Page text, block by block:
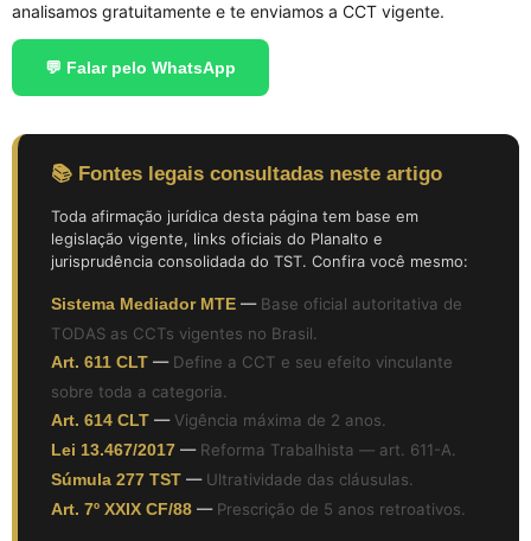
analisamos gratuitamente e te enviamos a CCT vigente.
💬 Falar pelo WhatsApp
📚 Fontes legais consultadas neste artigo
Toda afirmação jurídica desta página tem base em
legislação vigente, links oficiais do Planalto e
jurisprudência consolidada do TST. Confira você mesmo:
Sistema Mediador MTE — Base oficial autoritativa de
TODAS as CCTs vigentes no Brasil.
Art. 611 CLT — Define a CCT e seu efeito vinculante
sobre toda a categoria.
Art. 614 CLT — Vigência máxima de 2 anos.
Lei 13.467/2017 — Reforma Trabalhista — art. 611-A.
Súmula 277 TST — Ultratividade das cláusulas.
Art. 7º XXIX CF/88 — Prescrição de 5 anos retroativos.